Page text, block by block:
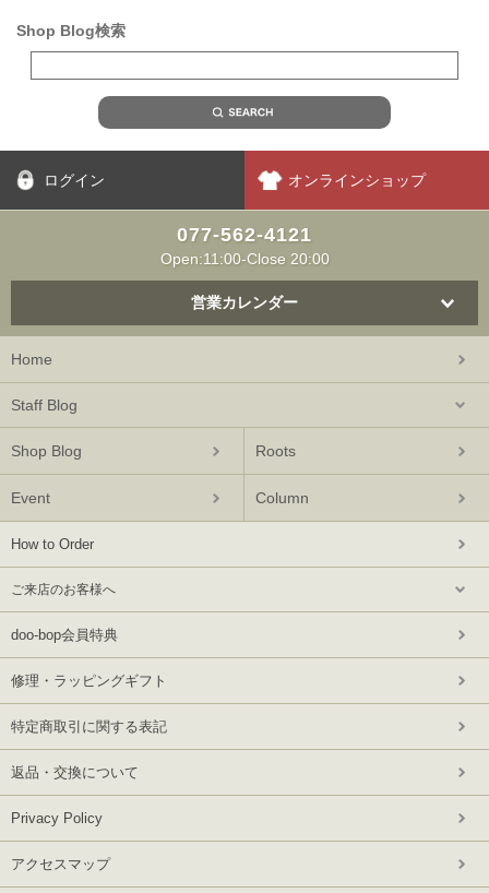
Shop Blog検索
ログイン オンラインショップ
077-562-4121
Open:11:00-Close 20:00
営業カレンダー
Home
Staff Blog
Shop Blog Roots
Event Column
How to Order
ご来店のお客様へ
doo-bop会員特典
修理・ラッピングギフト
特定商取引に関する表記
返品・交換について
Privacy Policy
アクセスマップ